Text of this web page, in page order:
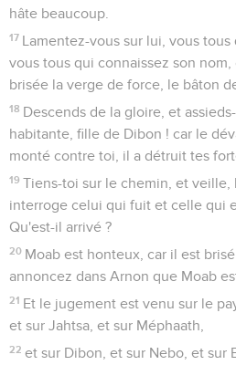
hâte beaucoup.
17 Lamentez-vous sur lui, vous
vous tous qui connaissez son
brisée la verge de force, le bâton
18 Descends de la gloire, et
habitante, fille de Dibon ! car le
monté contre toi, il a détruit tes
19 Tiens-toi sur le chemin, et veille,
interroge celui qui fuit et celle qui
Qu'est-il arrivé ?
20 Moab est honteux, car il est
annoncez dans Arnon que Moab
21 Et le jugement est venu sur le
et sur Jahtsa, et sur Méphaath,
22 et sur Dibon, et sur Nebo, et sur